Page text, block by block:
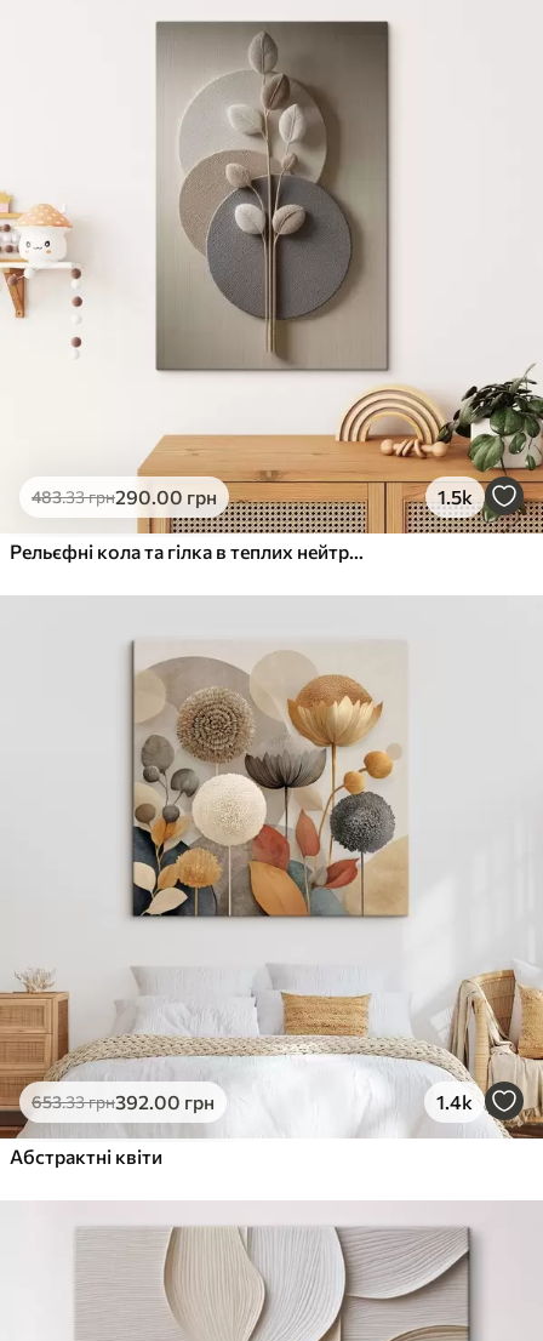
Яскраві, насичені кольори
Стійкість до вицвітання
Безпечне чорнило без запаху
Поверхня з текстурою полотна
Екологічний матеріал
Преміум
Від726
Яскраві, насичені кольори
Стійкість до вицвітання
Безпечне чорнило без запаху
Поверхня з текстурою полотна
Еко-Преміум
.00грн
✓Яскраві, насичені кольори
Поверхня з текстурою полотна
Екологічний матеріал
483.33грн290.00 грн 1.5k
Рельєфні кола та гілка в теплих нейтральних тонах
653.33грн392.00 грн 1.4k
Абстрактні квіти